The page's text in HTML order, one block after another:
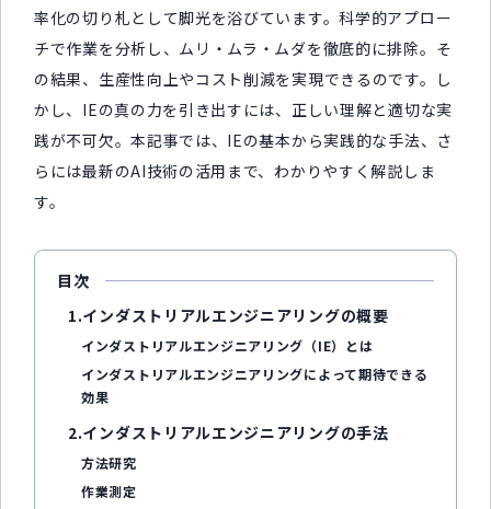
率化の切り札として脚光を浴びています。科学的アプロー
チで作業を分析し、ムリ・ムラ・ムダを徹底的に排除。そ
の結果、生産性向上やコスト削減を実現できるのです。し
かし、IEの真の力を引き出すには、正しい理解と適切な実
践が不可欠。本記事では、IEの基本から実践的な手法、さ
らには最新のAI技術の活用まで、わかりやすく解説しま
す。
目次
1.インダストリアルエンジニアリングの概要
インダストリアルエンジニアリング（IE）とは
インダストリアルエンジニアリングによって期待できる
効果
2.インダストリアルエンジニアリングの手法
方法研究
作業測定